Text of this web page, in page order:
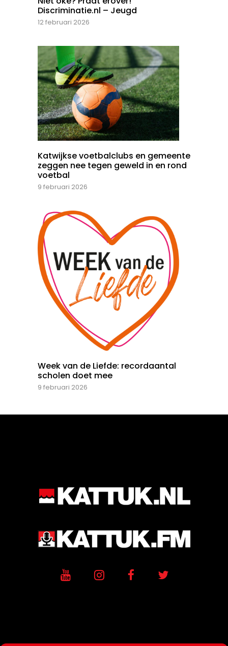
Discriminatie.nl – Jeugd
12 februari 2026
Katwijkse voetbalclubs en gemeente
zeggen nee tegen geweld in en rond
voetbal
9 februari 2026
Week van de Liefde: recordaantal
scholen doet mee
9 februari 2026